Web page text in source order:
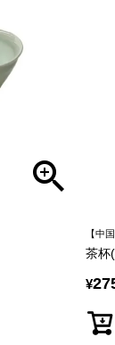
【中
茶杯
¥